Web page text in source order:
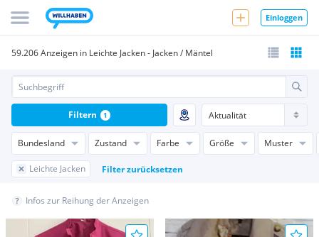
Einloggen
59.206 Anzeigen in Leichte Jacken - Jacken / Mäntel
Bundesland Zustand Farbe Größe Muster
Leichte Jacken Filter zurücksetzen
Filtern 1
Infos zur Reihung der Anzeigen